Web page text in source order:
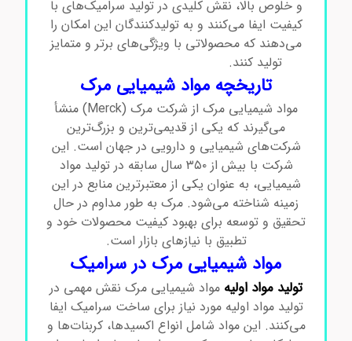
و خلوص بالا، نقش کلیدی در تولید سرامیک‌های با
کیفیت ایفا می‌کنند و به تولیدکنندگان این امکان را
می‌دهند که محصولاتی با ویژگی‌های برتر و متمایز
تولید کنند.مواد شیمیایی مرک در سرامیک
تاریخچه مواد شیمیایی مرک
مواد شیمیایی مرک از شرکت مرک (Merck) منشأ
می‌گیرند که یکی از قدیمی‌ترین و بزرگ‌ترین
شرکت‌های شیمیایی و دارویی در جهان است. این
شرکت با بیش از ۳۵۰ سال سابقه در تولید مواد
شیمیایی، به عنوان یکی از معتبرترین منابع در این
زمینه شناخته می‌شود. مرک به طور مداوم در حال
تحقیق و توسعه برای بهبود کیفیت محصولات خود و
تطبیق با نیازهای بازار است.
مواد شیمیایی مرک در سرامیک
تولید مواد اولیهمواد شیمیایی مرک نقش مهمی در
تولید مواد اولیه مورد نیاز برای ساخت سرامیک ایفا
می‌کنند. این مواد شامل انواع اکسیدها، کربنات‌ها و